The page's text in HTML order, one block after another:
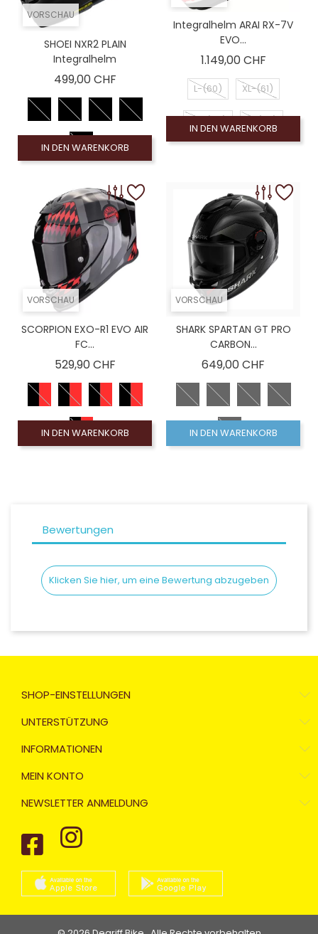
VORSCHAU
SHOEI NXR2 PLAIN
Integralhelm
499,00 CHFPreis
IN DEN WARENKORB
Integralhelm ARAI RX-7V
EVO...
1.149,00 CHFPreis
L-(60) XL-(61)
XS-(54) S-(56)
IN DEN WARENKORB
VORSCHAU
SCORPION EXO-R1 EVO AIR
FC...
529,90 CHFPreis
IN DEN WARENKORB
VORSCHAU
SHARK SPARTAN GT PRO
CARBON...
649,00 CHF
IN DEN WARENKORB
Bewertungen
Klicken Sie hier, um eine Bewertung abzugeben
SHOP-EINSTELLUNGEN
UNTERSTÜTZUNG
INFORMATIONEN
MEIN KONTO
NEWSLETTER ANMELDUNG